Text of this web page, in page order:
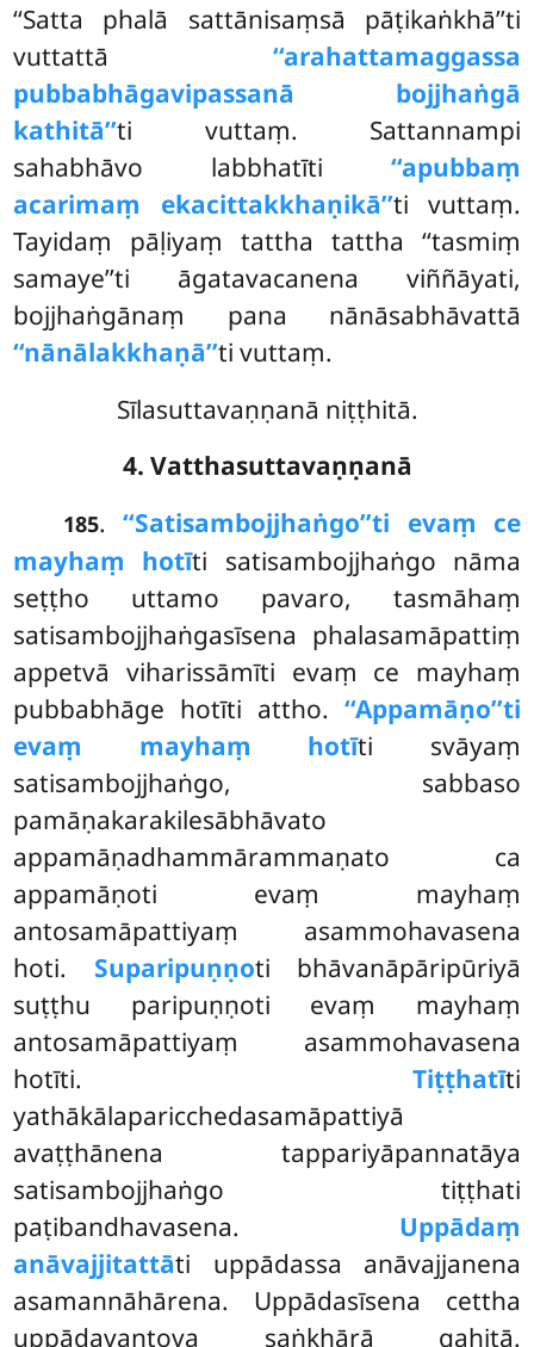
‘‘Satta phalā sattānisaṃsā pāṭikaṅkhā’’ti
vuttattā ‘‘arahattamaggassa
pubbabhāgavipassanā bojjhaṅgā
kathitā’’ti vuttaṃ. Sattannampi
sahabhāvo labbhatīti ‘‘apubbaṃ
acarimaṃ ekacittakkhaṇikā’’ti vuttaṃ.
Tayidaṃ pāḷiyaṃ tattha tattha ‘‘tasmiṃ
samaye’’ti āgatavacanena viññāyati,
bojjhaṅgānaṃ pana nānāsabhāvattā
‘‘nānālakkhaṇā’’ti vuttaṃ.
Sīlasuttavaṇṇanā niṭṭhitā.
4. Vatthasuttavaṇṇanā
185.‘‘Satisambojjhaṅgo’’ti evaṃ ce
mayhaṃ hotīti satisambojjhaṅgo nāma
seṭṭho uttamo pavaro, tasmāhaṃ
satisambojjhaṅgasīsena phalasamāpattiṃ
appetvā viharissāmīti evaṃ ce mayhaṃ
pubbabhāge hotīti attho. ‘‘Appamāṇo’’ti
evaṃ mayhaṃ hotīti svāyaṃ
satisambojjhaṅgo, sabbaso
pamāṇakarakilesābhāvato
appamāṇadhammārammaṇato ca
appamāṇoti evaṃ mayhaṃ
antosamāpattiyaṃ asammohavasena
hoti. Suparipuṇṇoti bhāvanāpāripūriyā
suṭṭhu paripuṇṇoti evaṃ mayhaṃ
antosamāpattiyaṃ asammohavasena
hotīti. Tiṭṭhatīti
yathākālaparicchedasamāpattiyā
avaṭṭhānena tappariyāpannatāya
satisambojjhaṅgo tiṭṭhati
paṭibandhavasena. Uppādaṃ
anāvajjitattāti uppādassa anāvajjanena
asamannāhārena. Uppādasīsena cettha
uppādavantova saṅkhārā gahitā.